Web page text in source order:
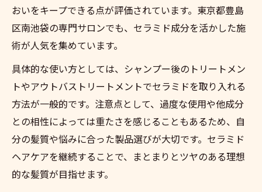
東京都豊島区南池袋で試す価値あるケア法
パサつき改善に欠かせないセラミド成分と
は
セラミド配合アイテムの選び方と活用法
自然なまとまりを叶える髪質ケアの選び方
髪質のパサつき・うねり対応ケアの比較ポ
イント
セラミド入り製品で得るナチュラルなまと
まり
東京都豊島区南池袋で注目のヘアケア事情
おいをキープできる点が評価されています。東京都豊島
区南池袋の専門サロンでも、セラミド成分を活かした施
術が人気を集めています。
具体的な使い方としては、シャンプー後のトリートメン
トやアウトバストリートメントでセラミドを取り入れる
方法が一般的です。注意点として、過度な使用や他成分
との相性によっては重たさを感じることもあるため、自
分の髪質や悩みに合った製品選びが大切です。セラミド
ヘアケアを継続することで、まとまりとツヤのある理想
的な髪質が目指せます。